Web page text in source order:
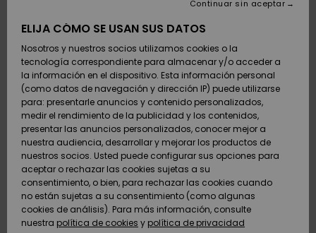
Zapatos y
chanclas
Surf
Snow
Novedades
Zapatos y
chanclas
Surf
Snow
Novedades
Destacados
Snow
SURF
Highlights
Comunidad
SNOW
Snow Niños
Tienda
Snow Mujer
Destacados
Comunidad
DOBLE
PROMO
Outlet
Mujer
AYUDA &
CONTACTO
Devoluciones
Pago
Tarjeta de
regalo
Quiksilver
Freedom
Protección de
datos
personales
ELIJA CÓMO SE USAN SUS DATOS
Nosotros y nuestros socios utilizamos cookies o la
tecnología correspondiente para almacenar y/o acceder a
la información en el dispositivo. Esta información personal
(como datos de navegación y dirección IP) puede utilizarse
para: presentarle anuncios y contenido personalizados,
medir el rendimiento de la publicidad y los contenidos,
presentar las anuncios personalizados, conocer mejor a
nuestra audiencia, desarrollar y mejorar los productos de
nuestros socios. Usted puede configurar sus opciones para
aceptar o rechazar las cookies sujetas a su
consentimiento, o bien, para rechazar las cookies cuando
no están sujetas a su consentimiento (como algunas
cookies de análisis). Para más información, consulte
nuestra política de cookies y política de privacidad
Continuar sin aceptar